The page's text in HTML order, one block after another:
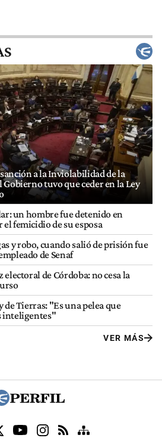
a la Inviolabilidad de la
Gobierno tuvo que ceder en la Ley
un hombre fue detenido en
el femicidio de su esposa
y robo, cuando salió de prisión fue
de Senaf
de Córdoba: no cesa la
de Tierras: "Es una pelea que
inteligentes"
VER MÁS